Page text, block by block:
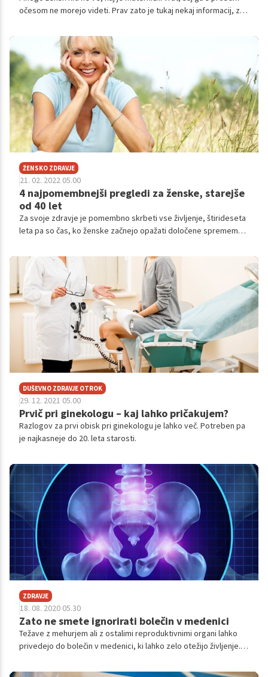
očesom ne morejo videti. Prav zato je tukaj nekaj informacij, za
ŽENSKO ZDRAVJE
21. 02. 2022 05.00
4 najpomembnejši pregledi za ženske, starejše
od 40 let
Za svoje zdravje je pomembno skrbeti vse življenje, štirideseta
leta pa so čas, ko ženske začnejo opažati določene spremembe
opraviti preglede, o katerih prej niso razmišljale.
DUŠEVNO ZDRAVJE OTROK
29. 12. 2021 05.00
Prvič pri ginekologu – kaj lahko pričakujem?
Razlogov za prvi obisk pri ginekologu je lahko več. Potreben pa
je najkasneje do 20. leta starosti.
ZDRAVJE
18. 08. 2020 05.30
Zato ne smete ignorirati bolečin v medenici
Težave z mehurjem ali z ostalimi reproduktivnimi organi lahko
privedejo do bolečin v medenici, ki lahko zelo otežijo življenje. V
zakaj se lahko pojavijo bolečine v medenici.